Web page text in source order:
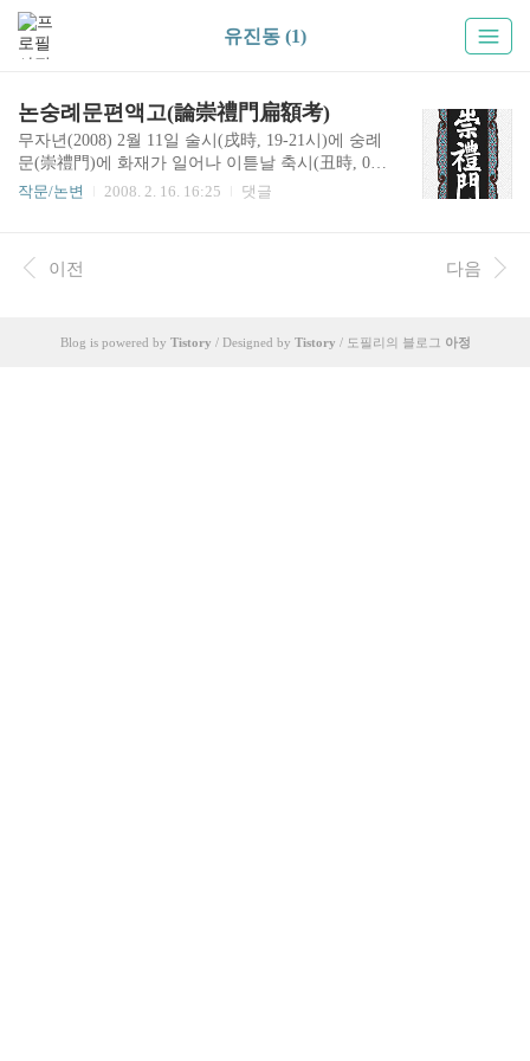
유진동 (1)
논숭례문편액고(論崇禮門扁額考)
무자년(2008) 2월 11일 술시(戌時, 19-21시)에 숭례
문(崇禮門)에 화재가 일어나 이튿날 축시(丑時, 01-
03시)에 문루(門樓)의 상당 부분이 소실되었다. 상
석축(石築) 부분과 홍예문(虹霓門)이 무사하고 1층
이하는 목부재(木部材)가 제법 남았기 때문이다.
(點睛)이 바로 액자(額字)이니, 그나마 다행한 일이
작문/논변 2008. 2. 16. 16:25 댓글
이전 다음
Blog is powered by Tistory / Designed by Tistory / 도필리의 블로그 아정